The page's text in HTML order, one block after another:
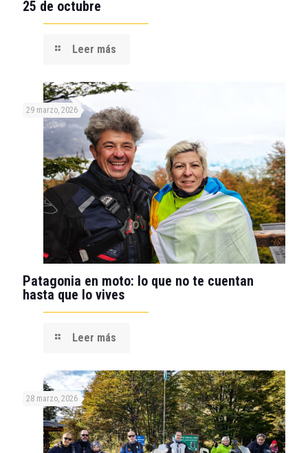
25 de octubre
Leer más
29 marzo, 2026
Patagonia en moto: lo que no te cuentan
hasta que lo vives
Leer más
28 marzo, 2026